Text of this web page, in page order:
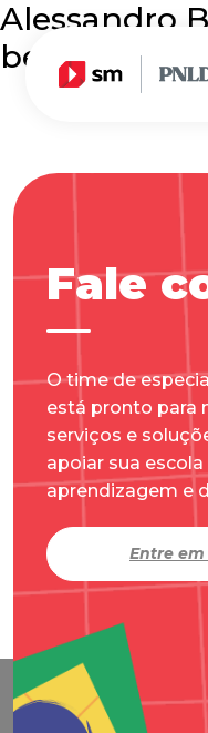
Alessandro
Fale
O time de
está pronto para
serviços e
apoiar sua
aprendizagem e
Entre